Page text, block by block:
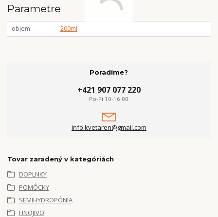
Parametre
objem 200ml
Poradíme?
+421 907 077 220
Po-Pi 10-16:00
info.kvetaren@gmail.com
Tovar zaradený v kategóriách
DOPLNKY
POMÔCKY
SEMIHYDROPÓNIA
HNOJIVO